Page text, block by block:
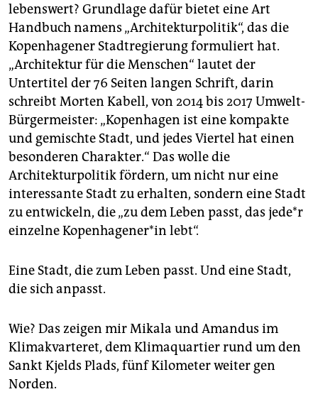
lebenswert? Grundlage dafür bietet eine Art
Handbuch namens „Architekturpolitik“, das die
Kopenhagener Stadtregierung formuliert hat.
„Architektur für die Menschen“ lautet der
Untertitel der 76 Seiten langen Schrift, darin
schreibt Morten Kabell, von 2014 bis 2017 Umwelt-
Bürgermeister: „Kopenhagen ist eine kompakte
und gemischte Stadt, und jedes Viertel hat einen
besonderen Charakter.“ Das wolle die
Architekturpolitik fördern, um nicht nur eine
interessante Stadt zu erhalten, sondern eine Stadt
zu entwickeln, die „zu dem Leben passt, das je­de*r
einzelne Ko­pen­ha­ge­ne­r*in lebt“.
Eine Stadt, die zum Leben passt. Und eine Stadt,
die sich anpasst.
Wie? Das zeigen mir Mikala und Amandus im
Klimakvarteret, dem Klimaquartier rund um den
Sankt Kjelds Plads, fünf Kilometer weiter gen
Norden.